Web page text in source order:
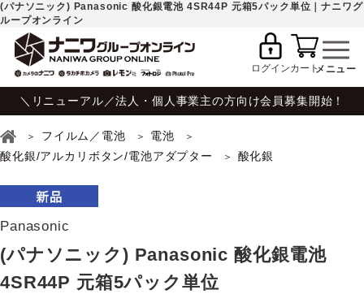
(パナソニック) Panasonic 酸化銀電池 4SR44P 元箱5パック単位｜ナニワグ
ループオンライン
ログインカート
＼リニューアル／法人・個人事業主の方向け会員募集開始！
フイルム／電池
電池
酸化銀/アルカリボタン/電池アダプター
酸化銀
Panasonic
(パナソニック) Panasonic 酸化銀電池
4SR44P 元箱5パック単位